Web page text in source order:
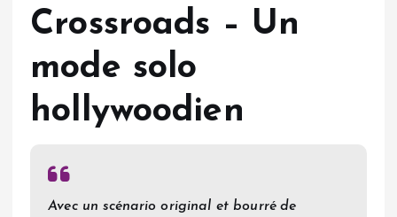
Crossroads – Un
mode solo
hollywoodien
Avec un scénario original et bourré de